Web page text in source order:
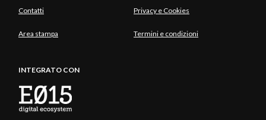
Contatti Privacy e Cookies
Area stampa Termini e condizioni
INTEGRATO CON